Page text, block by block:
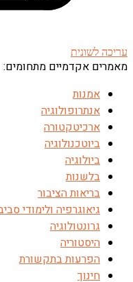
עריכה לשונית
מאמרים אקדמיים מתחומים:
אמנות
אנתרופולוגיה
ארכיטקטורה
ביוטכנולוגיה
ביולוגיה
בלשנות
בריאות הציבור
גיאוגרפיה ולימודי
גרונטולוגיה
היסטוריה
הפרעות בתקשורת
חינוך